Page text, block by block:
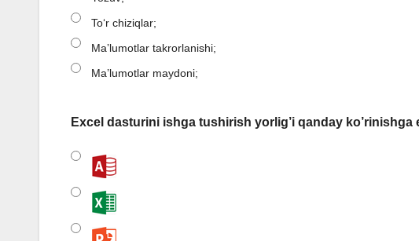
Toʻr chiziqlar;
Maʼlumotlar takrorlanishi;
Ma’lumotlar maydoni;
Excel dasturini ishga tushirish yorlig’i qanday ko’rinishga